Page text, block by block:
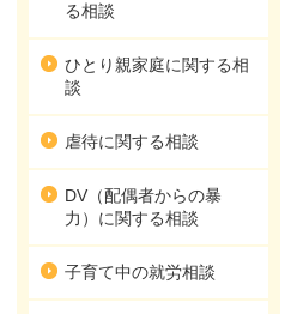
る相談
ひとり親家庭に関する相
談
虐待に関する相談
DV（配偶者からの暴
力）に関する相談
子育て中の就労相談